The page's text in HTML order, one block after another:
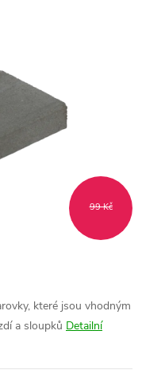
99 Kč
které jsou vhodným
a sloupků Detailní